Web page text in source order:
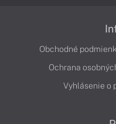
Obchodné
Ochrana
Vyhlásenie o